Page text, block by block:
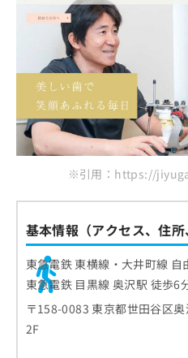
※引用：https://
基本情報（アクセス、住所
東急電鉄 東横線・大井町線
東急電鉄 目黒線 奥沢駅 徒歩6
〒158-0083 東京都世田谷区
2F